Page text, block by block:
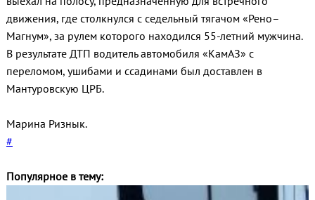
движения, где столкнулся с седельный тягачом «Рено–
Магнум», за рулем которого находился 55-летний мужчина.
В результате ДТП водитель автомобиля «КамАЗ» с
переломом, ушибами и ссадинами был доставлен в
Мантуровскую ЦРБ.
Марина Ризнык.
#
Популярное в тему: